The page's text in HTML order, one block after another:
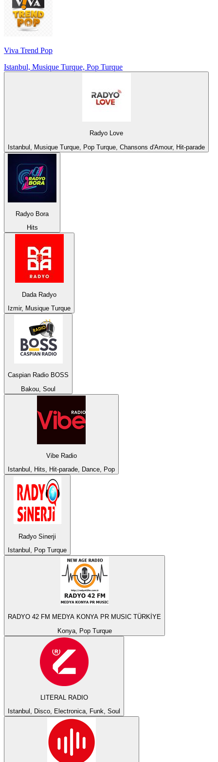
Viva Trend Pop
Istanbul, Musique Turque, Pop Turque
Radyo Love
Istanbul, Musique Turque, Pop Turque, Chansons d'Amour, Hit-parade
Radyo Bora
Hits
Dada Radyo
Izmir, Musique Turque
Caspian Radio BOSS
Bakou, Soul
Vibe Radio
Istanbul, Hits, Hit-parade, Dance, Pop
Radyo Sinerji
Istanbul, Pop Turque
RADYO 42 FM MEDYA KONYA PR MUSIC TÜRKİYE
Konya, Pop Turque
LITERAL RADIO
Istanbul, Disco, Electronica, Funk, Soul